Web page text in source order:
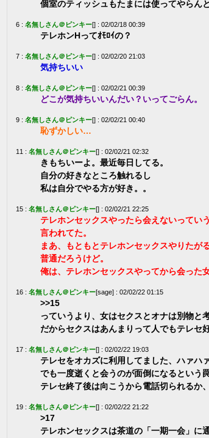
個室のティッシュもたまには使ってやらんと
6 : 名無しさん＠ピンキー[] : 02/02/18 00:39
テレホンHってｵﾓﾛｲの？
7 : 名無しさん＠ピンキー[] : 02/02/20 21:03
気持ちいい
8 : 名無しさん＠ピンキー[] : 02/02/21 00:39
どこが気持ちいいんだい？いってごらん。
9 : 名無しさん＠ピンキー[] : 02/02/21 00:40
恥ずかしい…
11 : 名無しさん＠ピンキー[] : 02/02/21 02:32
きもちいーよ。最近毎日してる。
自分の好きなところ触れるし
私は自分でやる方が好き。。
15 : 名無しさん＠ピンキー[] : 02/02/21 22:25
テレホンセックスやったら会えないってい
言われてた。
まあ、もともとテレホンセックスやりたが
普通だろうけど。
俺は、テレホンセックスやってから会った
16 : 名無しさん＠ピンキー[sage] : 02/02/22 01:15
>>15
っていうより、女はセクスとオナは別物と
だからセクスはあんまりって人でもテレセ
17 : 名無しさん＠ピンキー[] : 02/02/22 19:03
テレセをオカズに利用してました、ハァハァ
でも一度逝くと会うのが面倒になるという罠
テレセ終了後は向こうから電話切られるか
19 : 名無しさん＠ピンキー[] : 02/02/22 21:22
>17
テレホンセックスは茶道の「一期一会」に